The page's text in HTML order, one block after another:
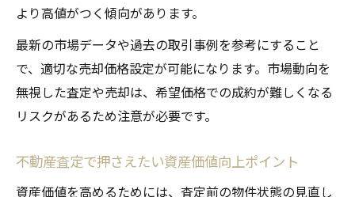
より高値がつく傾向があります。
最新の市場データや過去の取引事例を参考にすること
で、適切な売却価格設定が可能になります。市場動向を
無視した査定や売却は、希望価格での成約が難しくなる
リスクがあるため注意が必要です。
不動産査定で押さえたい資産価値向上ポイント
資産価値を高めるためには、査定前の物件状態の見直し